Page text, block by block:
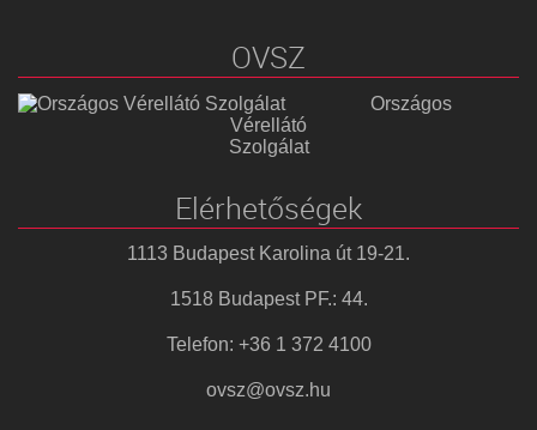
OVSZ
Országos
Vérellátó
Szolgálat
Elérhetőségek
1113 Budapest Karolina út 19-21.
1518 Budapest PF.: 44.
Telefon: +36 1 372 4100
ovsz@ovsz.hu